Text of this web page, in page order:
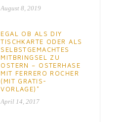
August 8, 2019
EGAL OB ALS DIY
TISCHKARTE ODER ALS
SELBSTGEMACHTES
MITBRINGSEL ZU
OSTERN – OSTERHASE
MIT FERRERO ROCHER
(MIT GRATIS-
VORLAGE)*
April 14, 2017